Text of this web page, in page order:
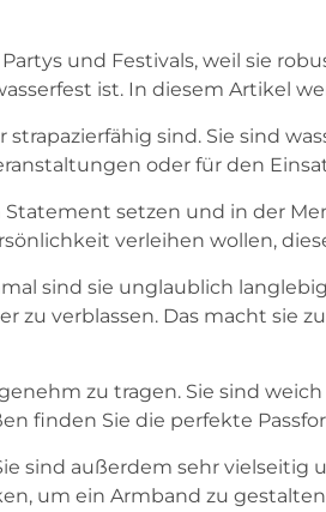
und Festivals, weil sie
ist. In diesem Artikel
sind. Sie sind
oder für den
setzen und in der
verleihen wollen,
sind sie unglaublich
verblassen. Das macht sie
zu tragen. Sie sind
finden Sie die perfekte
sind außerdem sehr
um ein Armband zu